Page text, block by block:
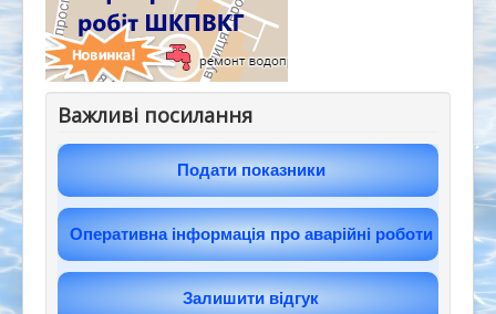
Важливі посилання
Подати показники
Оперативна інформація про аварійні роботи
Залишити відгук